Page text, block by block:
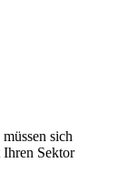
sich
Sektor